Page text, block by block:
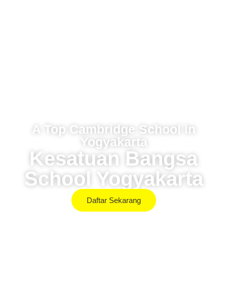
A Top Cambridge School in
Yogyakarta
Kesatuan Bangsa
School Yogyakarta
Daftar Sekarang